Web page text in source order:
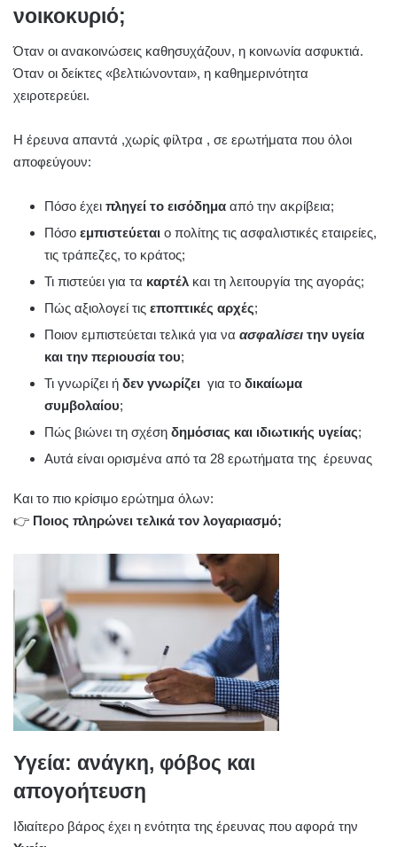
νοικοκυριό;
Όταν οι ανακοινώσεις καθησυχάζουν, η κοινωνία ασφυκτιά.
Όταν οι δείκτες «βελτιώνονται», η καθημερινότητα
χειροτερεύει.
Η έρευνα απαντά ,χωρίς φίλτρα , σε ερωτήματα που όλοι
αποφεύγουν:
Πόσο έχει πληγεί το εισόδημα από την ακρίβεια;
Πόσο εμπιστεύεται ο πολίτης τις ασφαλιστικές εταιρείες,
τις τράπεζες, το κράτος;
Τι πιστεύει για τα καρτέλ και τη λειτουργία της αγοράς;
Πώς αξιολογεί τις εποπτικές αρχές;
Ποιον εμπιστεύεται τελικά για να ασφαλίσει την υγεία
και την περιουσία του;
Τι γνωρίζει ή δεν γνωρίζει για το δικαίωμα
συμβολαίου;
Πώς βιώνει τη σχέση δημόσιας και ιδιωτικής υγείας;
Αυτά είναι ορισμένα από τα 28 ερωτήματα της έρευνας
Και το πιο κρίσιμο ερώτημα όλων:
👉 Ποιος πληρώνει τελικά τον λογαριασμό;
Υγεία: ανάγκη, φόβος και
απογοήτευση
Ιδιαίτερο βάρος έχει η ενότητα της έρευνας που αφορά την